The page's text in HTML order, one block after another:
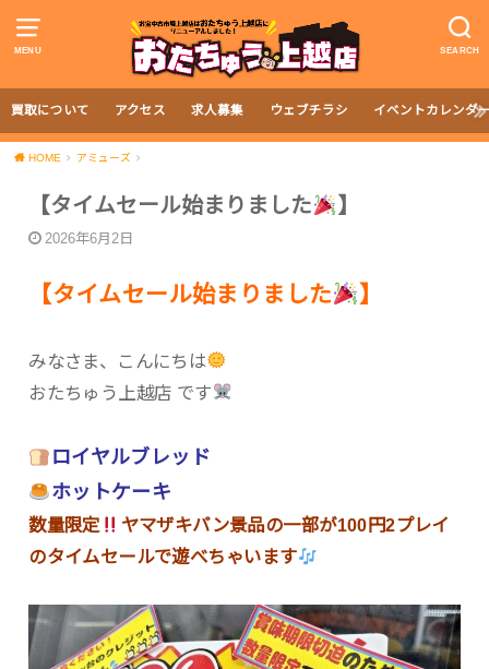
MENU SEARCH
買取について アクセス 求人募集 ウェブチラシ イベントカレンダ
HOME アミューズ
【タイムセール始まりました 】
2026年6月2日
【タイムセール始まりました 】
みなさま、こんにちは
おたちゅう上越店 です
ロイヤルブレッド
ホットケーキ
数量限定
ヤマザキパン景品の一部が100円2プレイ
のタイムセールで遊べちゃいます